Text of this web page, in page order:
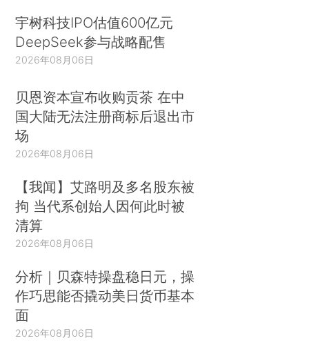
宇树科技IPO估值600亿元
DeepSeek参与战略配售
2026年08月06日
贝恩资本宣布收购贡茶 在中
国大陆无法注册商标后退出市
场
2026年08月06日
【我闻】艾路明及多名股东被
拘 当代系创始人因何此时被
清算
2026年08月06日
分析｜贝森特操盘稳日元，操
作巧思能否撬动美日货币基本
面
2026年08月06日